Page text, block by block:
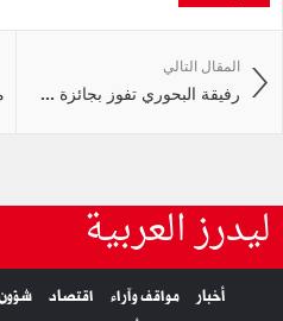
المقال التالي
رفيقة البحوري تفوز بجائزة ...
ليدرز العربية
أخبار مواقف وآراء اقتصاد